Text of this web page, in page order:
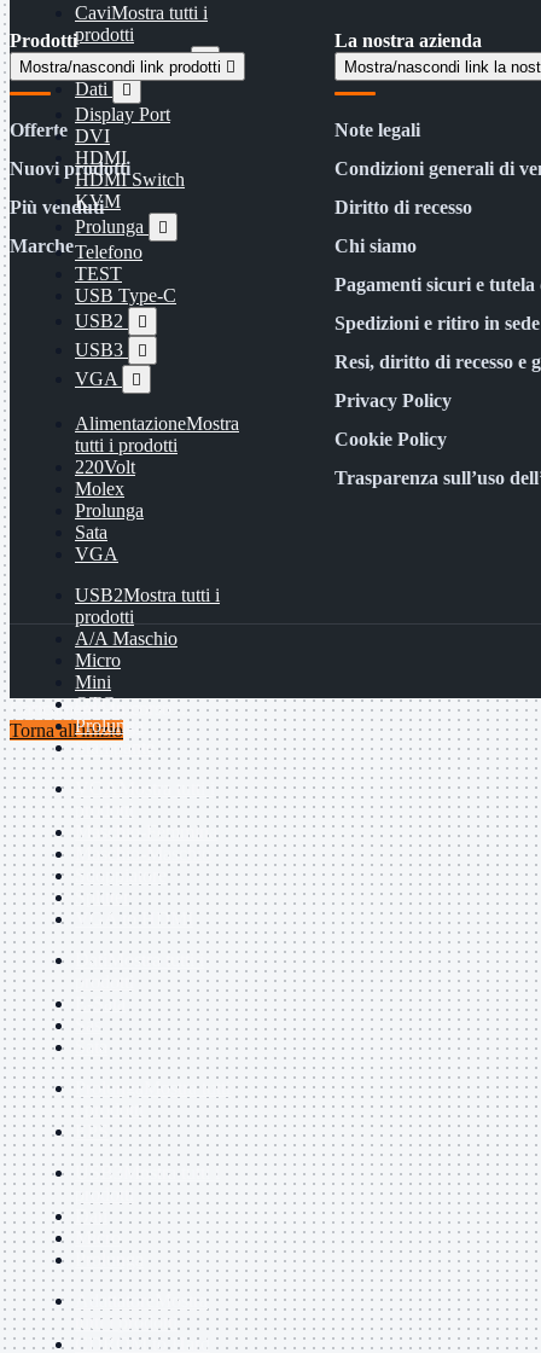
CaviMostra tutti i
prodotti
Alimentazione 
Dati 
Display Port
DVI
HDMI
HDMI Switch
KVM
Prolunga

Telefono
TEST
USB Type-C
USB2

USB3 
VGA 
AlimentazioneMostra
tutti i prodotti
220Volt
Molex
Prolunga
Sata
VGA
USB2Mostra tutti i
prodotti
A/A Maschio
Micro
Mini
OTG
Prolunga
Stampante
VGA Mostra tutti i
prodotti
Maschio-Femmina
Maschio-Maschio
Sdoppiatore
Splitter
VGA to HDMI
Dati Mostra tutti i
prodotti
E-Sata
Sas
Sata
Prolunga Mostra tutti
i prodotti
EPS
USB3 Mostra tutti i
prodotti
Dati
Micro
Prolunga
Adattatore Mostra
tutti i prodotti
CDROM to Hard
Prodotti
Mostra/nascondi link prodotti 
Offerte
Nuovi prodotti
Più venduti
Marche
La nostra azienda
Mostra/nascondi link la
Note legali
Condizioni generali di
Diritto di recesso
Chi siamo
Pagamenti sicuri e tutela
Spedizioni e ritiro in sede
Resi, diritto di recesso e
Privacy Policy
Cookie Policy
Trasparenza sull’uso
Caricamento in corso ...
Torna all'inizio